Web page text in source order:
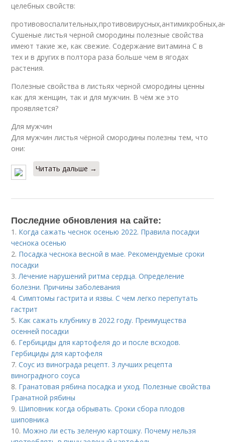
целебных свойств:
Сушеные листья черной смородины полезные свойства
имеют такие же, как свежие. Содержание витамина С в
тех и в других в полтора раза больше чем в ягодах
растения.
Полезные свойства в листьях черной смородины ценны
как для женщин, так и для мужчин. В чём же это
проявляется?
Для мужчин
Для мужчин листья чёрной смородины полезны тем, что
они:
Читать дальше →
Последние обновления на сайте:
1. Когда сажать чеснок осенью 2022. Правила посадки
чеснока осенью
2. Посадка чеснока весной в мае. Рекомендуемые сроки
посадки
3. Лечение нарушений ритма сердца. Определение
болезни. Причины заболевания
4.Симптомы гастрита и язвы. С чем легко перепутать
гастрит
5. Как сажать клубнику в 2022 году. Преимущества
осенней посадки
6. Гербициды для картофеля до и после всходов.
Гербициды для картофеля
7.Соус из винограда рецепт. 3 лучших рецепта
виноградного соуса
8. Гранатовая рябина посадка и уход. Полезные свойства
Гранатной рябины
9. Шиповник когда обрывать. Сроки сбора плодов
шиповника
10. Можно ли есть зеленую картошку. Почему нельзя